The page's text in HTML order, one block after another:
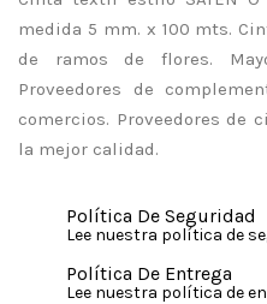
medida 5 mm. x 100 mts.
de ramos de flores.
Proveedores de
comercios. Proveedores de
la mejor calidad.
Política De Seguridad
Lee nuestra política de
Política De Entrega
Lee nuestra política de